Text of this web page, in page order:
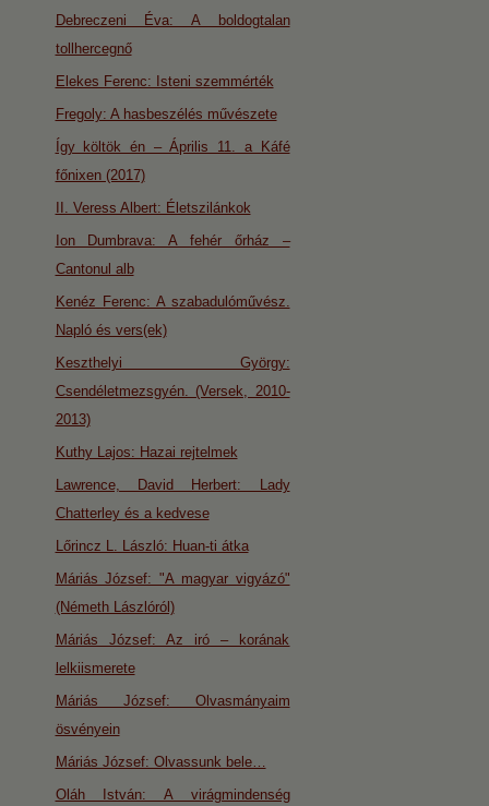
Debreczeni Éva: A boldogtalan
tollhercegnő
Elekes Ferenc: Isteni szemmérték
Fregoly: A hasbeszélés művészete
Így költök én – Április 11. a Káfé
főnixen (2017)
II. Veress Albert: Életszilánkok
Ion Dumbrava: A fehér őrház –
Cantonul alb
Kenéz Ferenc: A szabadulóművész.
Napló és vers(ek)
Keszthelyi György:
Csendéletmezsgyén. (Versek, 2010-
2013)
Kuthy Lajos: Hazai rejtelmek
Lawrence, David Herbert: Lady
Chatterley és a kedvese
Lőrincz L. László: Huan-ti átka
Máriás József: "A magyar vigyázó"
(Németh Lászlóról)
Máriás József: Az iró – korának
lelkiismerete
Máriás József: Olvasmányaim
ösvényein
Máriás József: Olvassunk bele…
Oláh István: A virágmindenség